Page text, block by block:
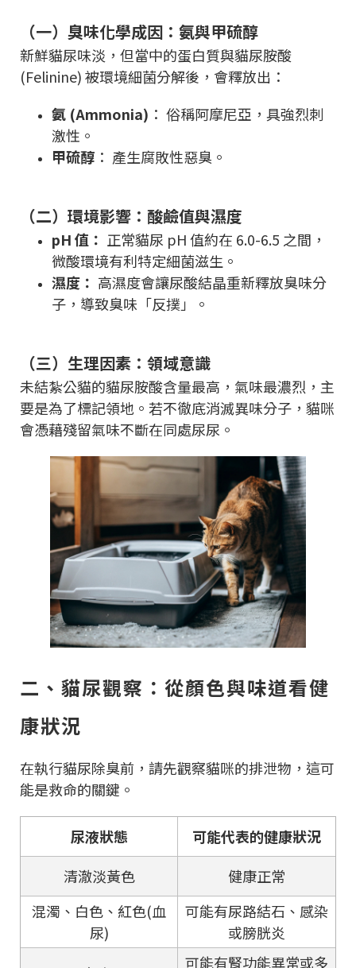
（一）臭味化學成因：氨與甲硫醇
新鮮貓尿味淡，但當中的蛋白質與貓尿胺酸
(Felinine) 被環境細菌分解後，會釋放出：
氨 (Ammonia) ： 俗稱阿摩尼亞，具強烈刺
激性。
甲硫醇 ： 產生腐敗性惡臭。
（二）環境影響：酸鹼值與濕度
pH 值： 正常貓尿 pH 值約在 6.0-6.5 之間，
微酸環境有利特定細菌滋生。
濕度： 高濕度會讓尿酸結晶重新釋放臭味分
子，導致臭味「反撲」。
（三）生理因素：領域意識
未結紮公貓的貓尿胺酸含量最高，氣味最濃烈，主
要是為了標記領地。若不徹底消滅異味分子，貓咪
會憑藉殘留氣味不斷在同處尿尿。
二、貓尿觀察：從顏色與味道看健
康狀況
在執行貓尿除臭前，請先觀察貓咪的排泄物，這可
能是救命的關鍵。
尿液狀態
可能代表的健康狀況
清澈淡黃色
健康正常
混濁、白色、紅色(血
尿)
可能有尿路結石、感染
或膀胱炎
可能有腎功能異常或多